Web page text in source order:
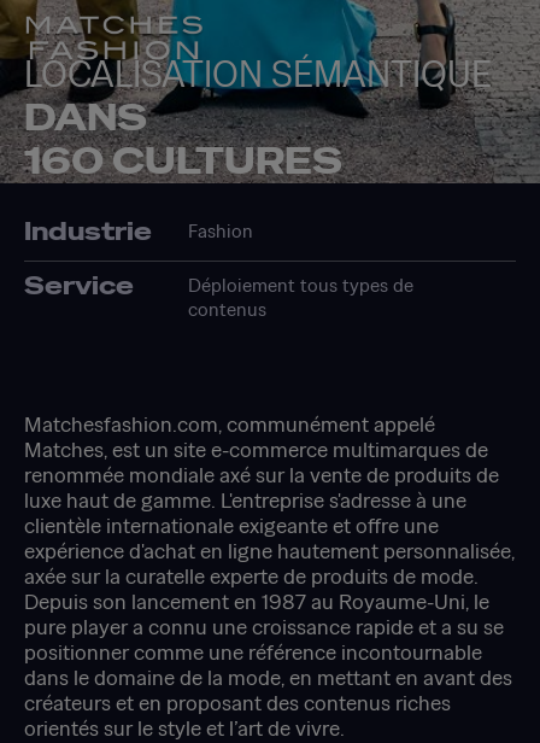
LOCALISATION SÉMANTIQUE
DANS
160 CULTURES
Industrie Fashion
Service
Déploiement tous types de
contenus
Matchesfashion.com, communément appelé
Matches, est un site e-commerce multimarques de
renommée mondiale axé sur la vente de produits de
luxe haut de gamme. L'entreprise s'adresse à une
clientèle internationale exigeante et offre une
expérience d'achat en ligne hautement personnalisée,
axée sur la curatelle experte de produits de mode.
Depuis son lancement en 1987 au Royaume-Uni, le
pure player a connu une croissance rapide et a su se
positionner comme une référence incontournable
dans le domaine de la mode, en mettant en avant des
créateurs et en proposant des contenus riches
orientés sur le style et l’art de vivre.